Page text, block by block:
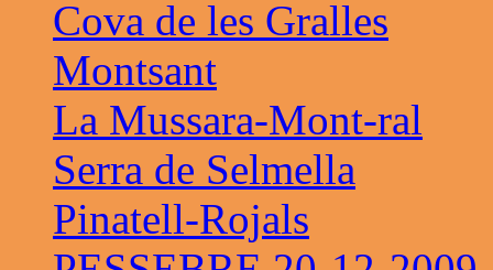
Cova de les Gralles
Montsant
La Mussara-Mont-ral
Serra de Selmella
Pinatell-Rojals